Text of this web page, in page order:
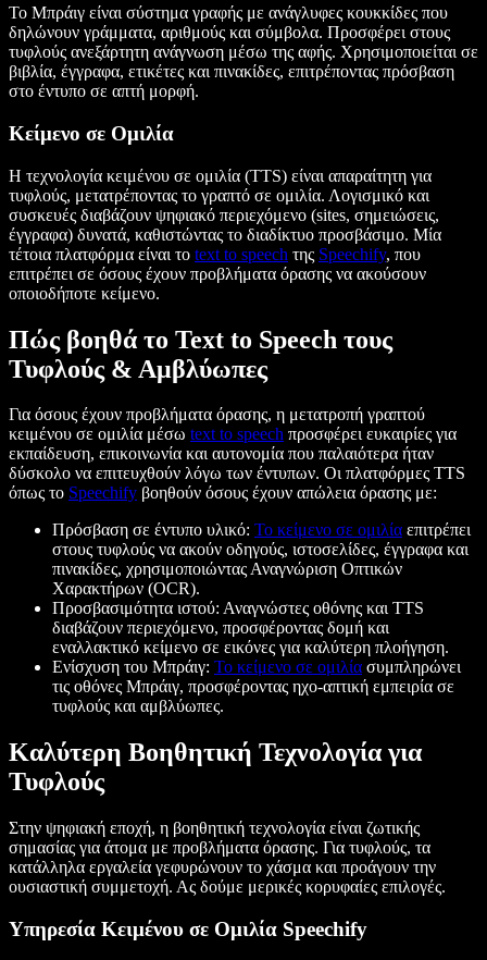
Το Μπράιγ είναι σύστημα γραφής με ανάγλυφες κουκκίδες που
δηλώνουν γράμματα, αριθμούς και σύμβολα. Προσφέρει στους
τυφλούς ανεξάρτητη ανάγνωση μέσω της αφής. Χρησιμοποιείται σε
βιβλία, έγγραφα, ετικέτες και πινακίδες, επιτρέποντας πρόσβαση
στο έντυπο σε απτή μορφή.
Κείμενο σε Ομιλία
Η τεχνολογία κειμένου σε ομιλία (TTS) είναι απαραίτητη για
τυφλούς, μετατρέποντας το γραπτό σε ομιλία. Λογισμικό και
συσκευές διαβάζουν ψηφιακό περιεχόμενο (sites, σημειώσεις,
έγγραφα) δυνατά, καθιστώντας το διαδίκτυο προσβάσιμο. Μία
τέτοια πλατφόρμα είναι το text to speech της Speechify, που
επιτρέπει σε όσους έχουν προβλήματα όρασης να ακούσουν
οποιοδήποτε κείμενο.
Πώς βοηθά το Text to Speech τους
Τυφλούς & Αμβλύωπες
Για όσους έχουν προβλήματα όρασης, η μετατροπή γραπτού
κειμένου σε ομιλία μέσω text to speech προσφέρει ευκαιρίες για
εκπαίδευση, επικοινωνία και αυτονομία που παλαιότερα ήταν
δύσκολο να επιτευχθούν λόγω των έντυπων. Οι πλατφόρμες TTS
όπως το Speechify βοηθούν όσους έχουν απώλεια όρασης με:
Πρόσβαση σε έντυπο υλικό: Το κείμενο σε ομιλία επιτρέπει
στους τυφλούς να ακούν οδηγούς, ιστοσελίδες, έγγραφα και
πινακίδες, χρησιμοποιώντας Αναγνώριση Οπτικών
Χαρακτήρων (OCR).
Προσβασιμότητα ιστού: Αναγνώστες οθόνης και TTS
διαβάζουν περιεχόμενο, προσφέροντας δομή και
εναλλακτικό κείμενο σε εικόνες για καλύτερη πλοήγηση.
Ενίσχυση του Μπράιγ: Το κείμενο σε ομιλία συμπληρώνει
τις οθόνες Μπράιγ, προσφέροντας ηχο-απτική εμπειρία σε
τυφλούς και αμβλύωπες.
Καλύτερη Βοηθητική Τεχνολογία για
Τυφλούς
Στην ψηφιακή εποχή, η βοηθητική τεχνολογία είναι ζωτικής
σημασίας για άτομα με προβλήματα όρασης. Για τυφλούς, τα
κατάλληλα εργαλεία γεφυρώνουν το χάσμα και προάγουν την
ουσιαστική συμμετοχή. Ας δούμε μερικές κορυφαίες επιλογές.
Υπηρεσία Κειμένου σε Ομιλία Speechify